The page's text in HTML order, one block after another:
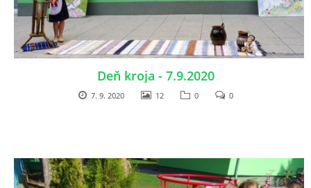
VÝVESKA PRIJATÝCH DETÍ NA ŠKOLSKÝ ROK 2026/2027
POKRAČOVANIE PLNENIA POVINNÉHO
PREDPRIMÁRNEHO VZDELÁVANIA
SPRÁVY O VÝCHOVNO-VZDELÁVACEJ ČINNOSTI
Deň kroja - 7.9.2020
7. 9. 2020 12 0 0